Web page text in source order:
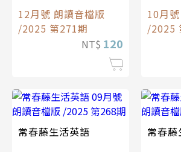
12月號 朗讀音檔版
/2025 第271期
NT$ 120
10月
/2025
常春藤生活英語
常春